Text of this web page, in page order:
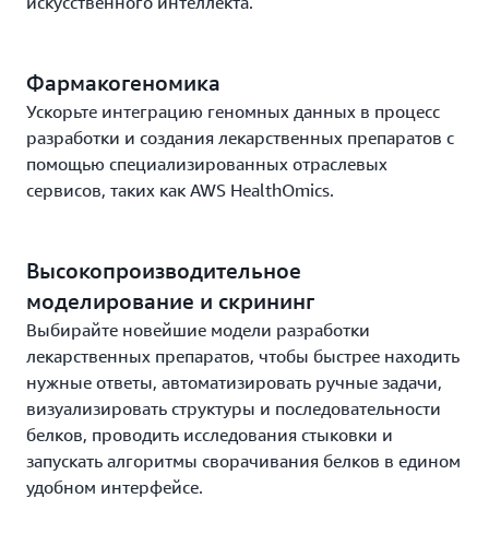
Фармакогеномика
Ускорьте интеграцию геномных данных в процесс
разработки и создания лекарственных препаратов с
помощью специализированных отраслевых
сервисов, таких как AWS HealthOmics.
Высокопроизводительное
моделирование и скрининг
Выбирайте новейшие модели разработки
лекарственных препаратов, чтобы быстрее находить
нужные ответы, автоматизировать ручные задачи,
визуализировать структуры и последовательности
белков, проводить исследования стыковки и
запускать алгоритмы сворачивания белков в едином
удобном интерфейсе.